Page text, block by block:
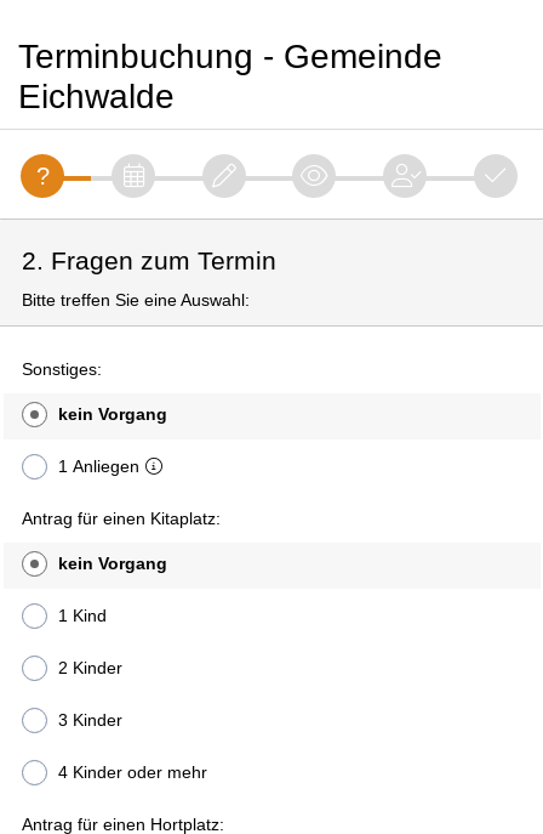
Terminbuchung - Gemeinde
Eichwalde
2. Fragen zum Termin
Bitte treffen Sie eine Auswahl:
Sonstiges:
kein Vorgang
1 Anliegen
Antrag für einen Kitaplatz:
kein Vorgang
1 Kind
2 Kinder
3 Kinder
4 Kinder oder mehr
Antrag für einen Hortplatz: